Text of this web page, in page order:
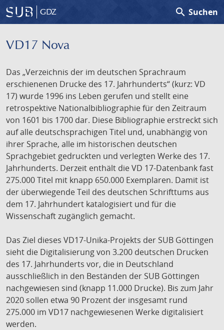
GDZ search Suchen
VD17 Nova
Das „Verzeichnis der im deutschen Sprachraum
erschienenen Drucke des 17. Jahrhunderts“ (kurz: VD
17) wurde 1996 ins Leben gerufen und stellt eine
retrospektive Nationalbibliographie für den Zeitraum
von 1601 bis 1700 dar. Diese Bibliographie erstreckt sich
auf alle deutschsprachigen Titel und, unabhängig von
ihrer Sprache, alle im historischen deutschen
Sprachgebiet gedruckten und verlegten Werke des 17.
Jahrhunderts. Derzeit enthält die VD 17-Datenbank fast
275.000 Titel mit knapp 650.000 Exemplaren. Damit ist
der überwiegende Teil des deutschen Schrifttums aus
dem 17. Jahrhundert katalogisiert und für die
Wissenschaft zugänglich gemacht.
Das Ziel dieses VD17-Unika-Projekts der SUB Göttingen
sieht die Digitalisierung von 3.200 deutschen Drucken
des 17. Jahrhunderts vor, die in Deutschland
ausschließlich in den Beständen der SUB Göttingen
nachgewiesen sind (knapp 11.000 Drucke). Bis zum Jahr
2020 sollen etwa 90 Prozent der insgesamt rund
275.000 im VD17 nachgewiesenen Werke digitalisiert
werden.